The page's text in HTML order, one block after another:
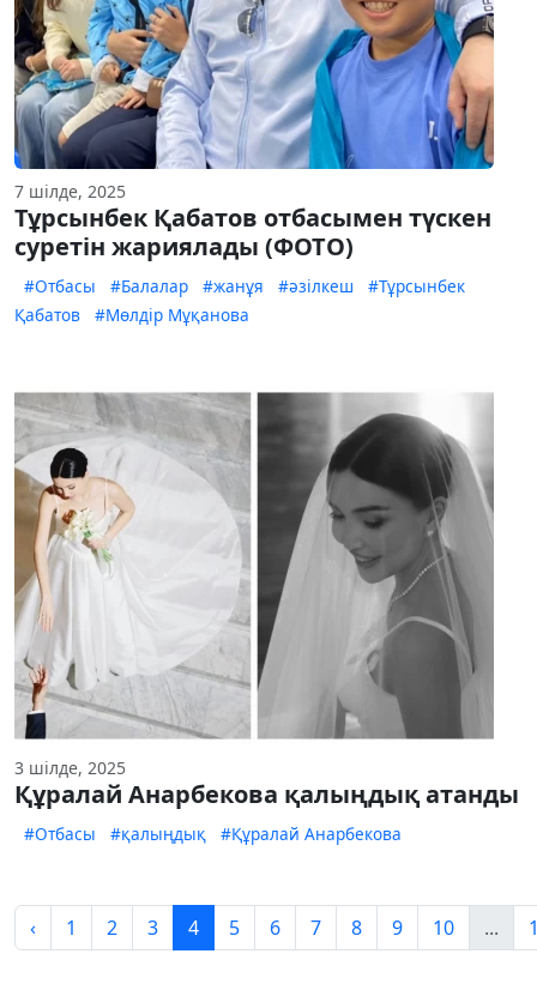
7 шілде, 2025
Тұрсынбек Қабатов отбасымен түскен
суретін жариялады (ФОТО)
#Отбасы #Балалар #жанұя #әзілкеш
#Тұрсынбек
Қабатов
#Мөлдір Мұқанова
3 шілде, 2025
Құралай Анарбекова қалыңдық атанды
#Отбасы #қалыңдық #Құралай Анарбекова
‹ 1 2 3 4 5 6 7 8 9 10 ...